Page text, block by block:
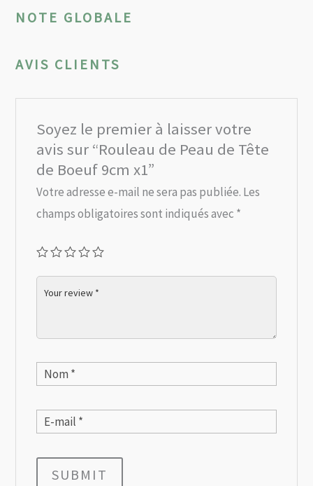
NOTE GLOBALE
AVIS CLIENTS
Soyez le premier à laisser votre
avis sur “Rouleau de Peau de Tête
de Boeuf 9cm x1”
Votre adresse e-mail ne sera pas publiée. Les
champs obligatoires sont indiqués avec *
SUBMIT